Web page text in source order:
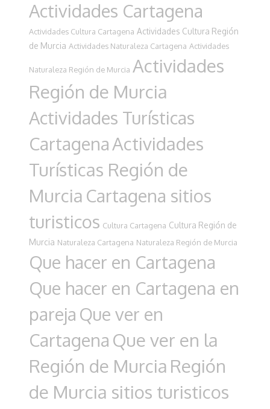
Actividades Cartagena
Actividades Cultura Cartagena Actividades Cultura Región
de Murcia Actividades Naturaleza Cartagena Actividades
Naturaleza Región de Murcia Actividades
Región de Murcia
Actividades Turísticas
CartagenaActividades
Turísticas Región de
Murcia Cartagena sitios
turisticos Cultura Cartagena Cultura Región de
Murcia Naturaleza Cartagena Naturaleza Región de Murcia
Que hacer en Cartagena
Que hacer en Cartagena en
pareja Que ver en
Cartagena Que ver en la
Región de Murcia Región
de Murcia sitios turisticos